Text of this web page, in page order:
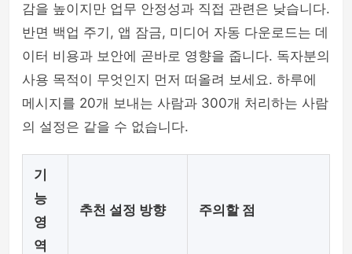
감을 높이지만 업무 안정성과 직접 관련은 낮습니다.
반면 백업 주기, 앱 잠금, 미디어 자동 다운로드는 데
이터 비용과 보안에 곧바로 영향을 줍니다. 독자분의
사용 목적이 무엇인지 먼저 떠올려 보세요. 하루에
메시지를 20개 보내는 사람과 300개 처리하는 사람
의 설정은 같을 수 없습니다.
기
능
영
역
추천 설정 방향 주의할 점